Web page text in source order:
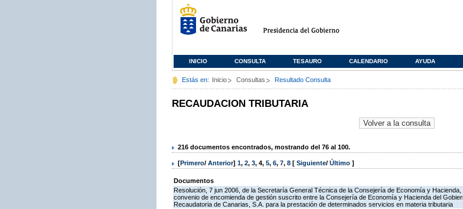
INICIO CONSULTA TESAURO CALENDARIO AYUDA
Estás en: Inicio Consultas Resultado Consulta
RECAUDACION TRIBUTARIA
216 documentos encontrados, mostrando del 76 al 100.
[Primero/ Anterior] 1, 2, 3, 4, 5, 6, 7, 8 [ Siguiente/ Último ]
Documentos
Resolución, 7 jun 2006, de la Secretaría General Técnica de la Consejería de Economía y
convenio de encomienda de gestión suscrito entre la Consejería de Economía y Hacienda del
Recaudatoria de Canarias, S.A. para la prestación de determinados servicios en materia tributaria